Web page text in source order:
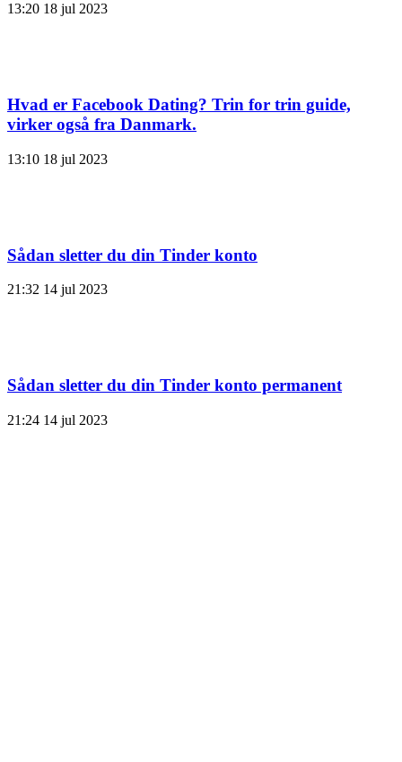
13:20 18 jul 2023
Hvad er Facebook Dating? Trin for trin guide,
virker også fra Danmark.
13:10 18 jul 2023
Sådan sletter du din Tinder konto
21:32 14 jul 2023
Sådan sletter du din Tinder konto permanent
21:24 14 jul 2023